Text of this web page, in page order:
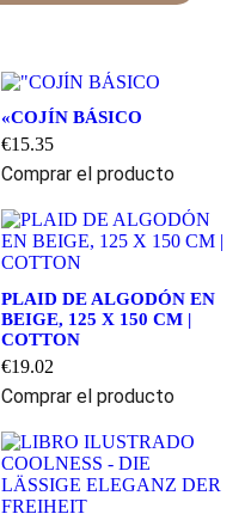
«COJÍN BÁSICO
€15.35
Comprar el producto
PLAID DE ALGODÓN EN
BEIGE, 125 X 150 CM |
COTTON
€19.02
Comprar el producto